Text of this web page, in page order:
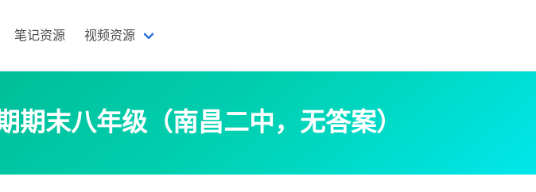
笔记资源 视频资源
末八年级（南昌二中，无答案）